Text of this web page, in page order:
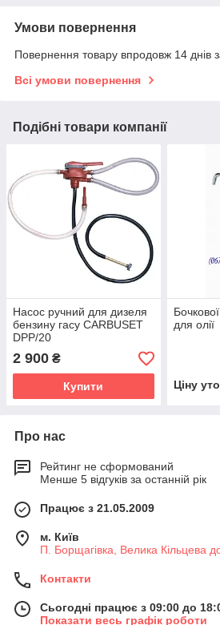
Умови повернення
Повернення товару впродовж 14 днів
Всі умови повернення
Подібні товари компанії
Насос ручний для дизеля
бензину гасу CARBUSET
DPP/20
2 900 ₴
Купити
для олії
Ціну
Про нас
Рейтинг не сформований
Менше 5 відгуків за останній рік
Працює з 21.05.2009
м. Київ
П. Борщагівка, Велика Кільцева
Контакти
Сьогодні працює з 09:00 до
Показати весь графік роботи